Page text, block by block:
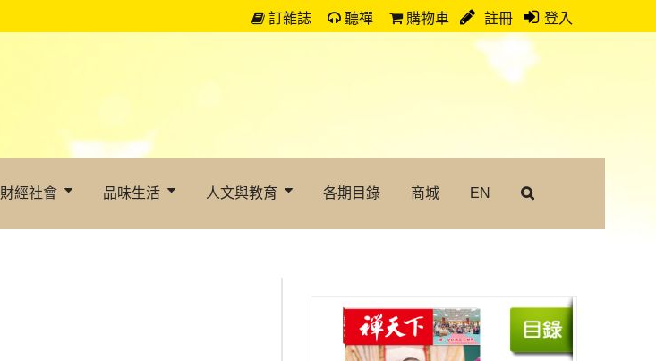
訂雜誌 聽禪 購物車 註冊 登入
財經社會 品味生活 人文與教育 各期目錄 商城 EN